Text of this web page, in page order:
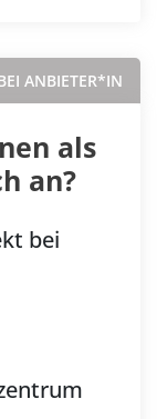
ANBIETER*IN
als
an?
bei